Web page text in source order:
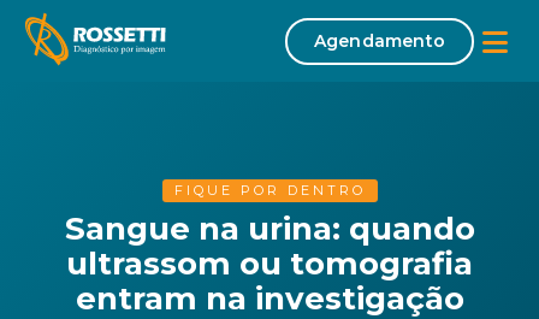
Agendamento
Missão | Visão | Valores
FIQUE POR DENTRO
Sangue na urina: quando
ultrassom ou tomografia
entram na investigação